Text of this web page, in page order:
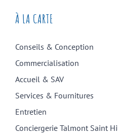
À LA CARTE
Conseils & Conception
Commercialisation
Accueil & SAV
Services & Fournitures
Entretien
Conciergerie Talmont Saint